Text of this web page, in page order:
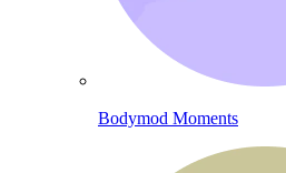
Bodymod Moments